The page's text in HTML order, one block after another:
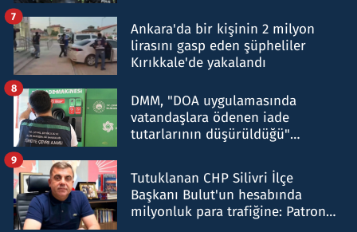
Ankara'da bir kişinin 2 milyon
lirasını gasp eden şüpheliler
Kırıkkale'de yakalandı
7
DMM, "DOA uygulamasında
vatandaşlara ödenen iade
tutarlarının düşürüldüğü"
8
Tutuklanan CHP Silivri İlçe
Başkanı Bulut'un hesabında
milyonluk para trafiğine: Patron
9